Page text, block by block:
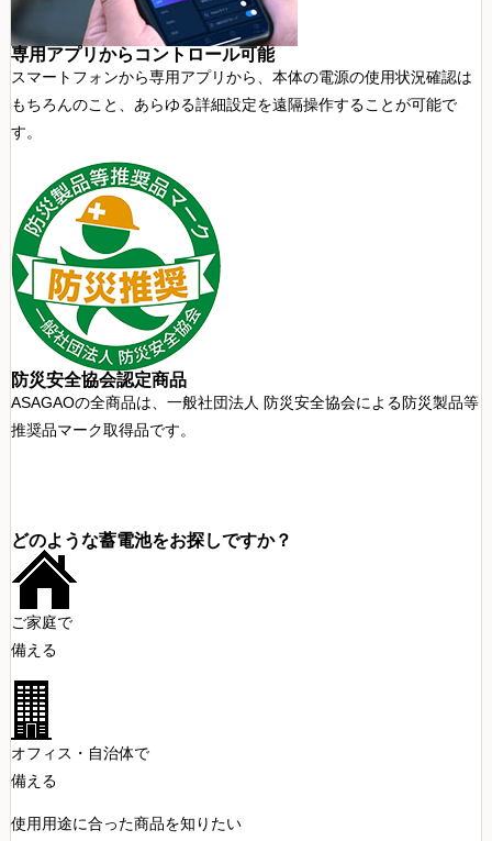
専用アプリからコントロール可能
スマートフォンから専用アプリから、本体の電源の使用状況確認は
もちろんのこと、あらゆる詳細設定を遠隔操作することが可能で
す。
防災安全協会認定商品
ASAGAOの全商品は、一般社団法人 防災安全協会による防災製品等
推奨品マーク取得品です。
どのような蓄電池をお探しですか？
ご家庭で
備える
オフィス・自治体で
備える
使用用途に合った商品を知りたい